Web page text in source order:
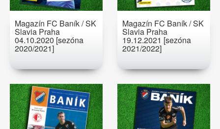
Magazín FC Baník / SK
Slavia Praha
04.10.2020 [sezóna
2020/2021]
Magazín FC Baník / SK
Slavia Praha
19.12.2021 [sezóna
2021/2022]